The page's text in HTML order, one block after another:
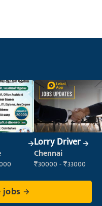
Lorry Driver
Chennai
₹30000 - ₹33000
jobs